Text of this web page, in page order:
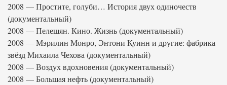
2008 — Простите, голуби… История двух одиночеств
(документальный)
2008 — Пелешян. Кино. Жизнь (документальный)
2008 — Мэрилин Монро, Энтони Куинн и другие: фабрика
звёзд Михаила Чехова (документальный)
2008 — Воздух вдохновения (документальный)
2008 — Большая нефть (документальный)